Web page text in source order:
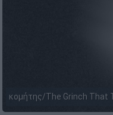
κομήτης/The Grinch That